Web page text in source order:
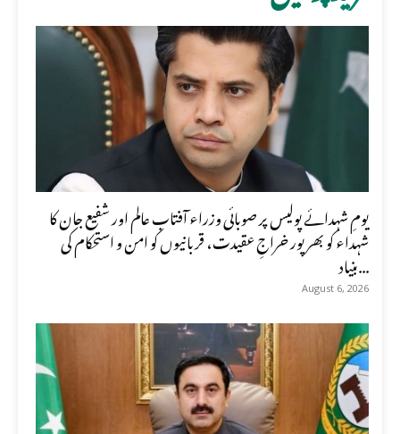
یومِ شہدائے پولیس پر صوبائی وزراء آفتاب عالم اور شفیع جان کا
شہداء کو بھرپور خراجِ عقیدت، قربانیوں کو امن و استحکام کی
بنیاد...
August 6, 2026